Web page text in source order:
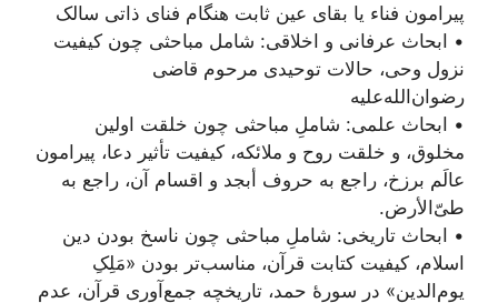
پیرامون فناء یا بقای عین ثابت هنگام فنای ذاتی سالک
• ابحاث عرفانی و اخلاقی: شامل مباحثی چون کیفیت
نزول وحی، حالات توحیدی مرحوم قاضی
رضوان‌الله‌علیه
• ابحاث علمی: شاملِ مباحثی چون خلقت اولین
مخلوق، و خلقت روح و ملائکه، کیفیت تأثیر دعا، پیرامون
عالَم برزخ، راجع به حروف أبجد و اقسام آن، راجع به
طیّ‌الأرض.
• ابحاث تاریخی: شاملِ مباحثی چون ناسخ بودن دین
اسلام، کیفیت کتابت قرآن، مناسب‌تر بودن «مَلِکِ
یوم‌الدین» در سورۀ حمد، تاریخچه جمع‌آوری قرآن، عدم